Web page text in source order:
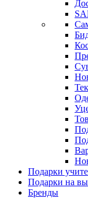
Подарки
Подарки на
Бренды